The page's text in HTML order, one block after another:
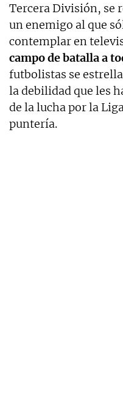
Tercera División, se
un enemigo al que
contemplar en
campo de batalla a
futbolistas se
la debilidad que les
de la lucha por la
puntería.